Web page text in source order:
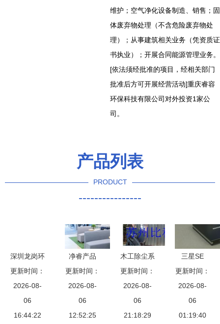
维护；空气净化设备制造、销售；固
体废弃物处理（不含危险废弃物处
理）；从事建筑相关业务（凭资质证
书执业）；开展合同能源管理业务。
[依法须经批准的项目，经相关部门
批准后方可开展经营活动]重庆睿容
环保科技有限公司对外投资1家公
司。
产品列表
PRODUCT
----------------
深圳龙岗环
保办公家具
厂 天象文
仪睿容，为
健康护航
更新时间：
2026-08-
06
16:44:22
净睿产品
环保事业的
创新助力与
根本守护
更新时间：
2026-08-
06
12:52:25
木工除尘系
统选型与高
效维保 聚
焦比科睿与
节能洁创技
更新时间：
2026-08-
06
21:18:29
三星SE
S084B刻录
机 光驱产
品的领导者
之一，睿容
更新时间：
2026-08-
06
01:19:40